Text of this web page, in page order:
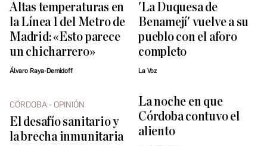
Altas temperaturas en
la Línea 1 del Metro de
Madrid: «Esto parece
un chicharrero»
Álvaro Raya-Demidoff
'La Duquesa de
Benamejí' vuelve a su
pueblo con el aforo
completo
La Voz
CÓRDOBA - OPINIÓN
El desafío sanitario y
la brecha inmunitaria
La noche en que
Córdoba contuvo el
aliento